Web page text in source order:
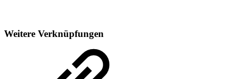
Weitere Verknüpfungen